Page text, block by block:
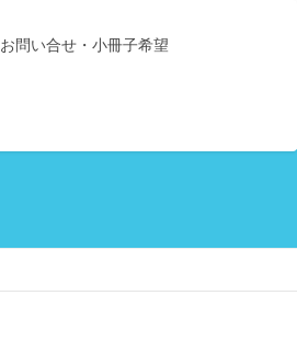
お問い合せ・小冊子希望